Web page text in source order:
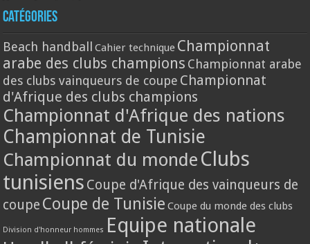
Catégories
Beach handball Cahier technique Championnat
arabe des clubs champions Championnat arabe
des clubs vainqueurs de coupe Championnat
d'Afrique des clubs champions
Championnat d'Afrique des nations
Championnat de Tunisie
Championnat du monde Clubs
tunisiens Coupe d'Afrique des vainqueurs de
coupe Coupe de Tunisie Coupe du monde des clubs
Division d'honneur hommes Equipe nationale